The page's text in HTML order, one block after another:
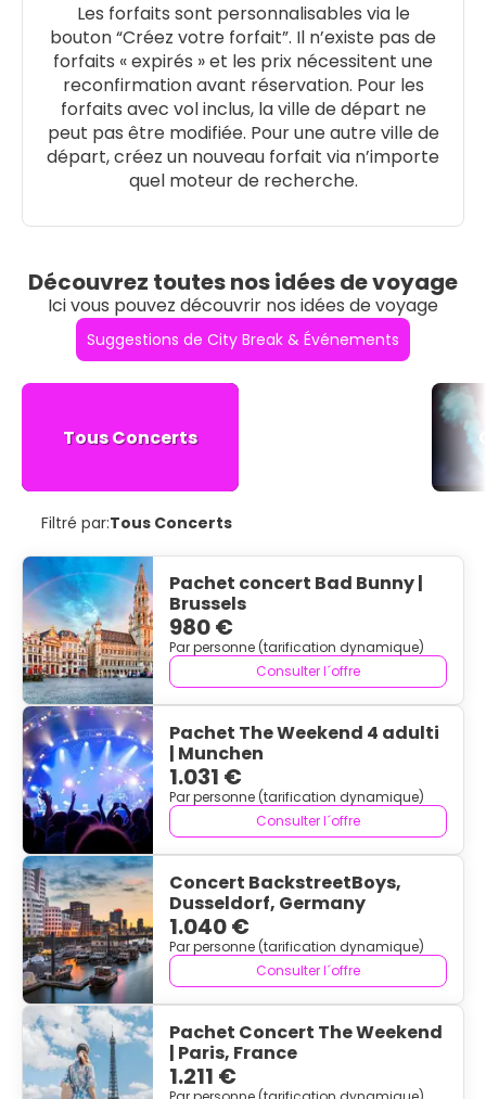
Les forfaits sont personnalisables via le
bouton “Créez votre forfait”. Il n’existe pas de
forfaits « expirés » et les prix nécessitent une
reconfirmation avant réservation. Pour les
forfaits avec vol inclus, la ville de départ ne
peut pas être modifiée. Pour une autre ville de
départ, créez un nouveau forfait via n’importe
quel moteur de recherche.
Découvrez toutes nos idées de voyage
Ici vous pouvez découvrir nos idées de voyage
Suggestions de City Break & Événements
Tous Concerts
Filtré par:Tous Concerts
Pachet concert Bad Bunny |
Brussels
980 €
Par personne (tarification dynamique)
Consulter l´offre
Pachet The Weekend 4 adulti
| Munchen
1.031 €
Par personne (tarification dynamique)
Consulter l´offre
Concert BackstreetBoys,
Dusseldorf, Germany
1.040 €
Par personne (tarification dynamique)
Consulter l´offre
Pachet Concert The Weekend
| Paris, France
1.211 €